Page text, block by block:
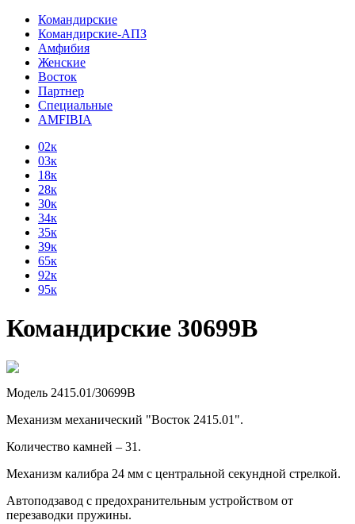
Командирские
Командирские-АПЗ
Амфибия
Женские
Восток
Партнер
Специальные
AMFIBIA
02к
03к
18к
28к
30к
34к
35к
39к
65к
92к
95к
Командирские 30699В
Модель 2415.01/30699В
Механизм механический "Восток 2415.01".
Количество камней – 31.
Механизм калибра 24 мм с центральной секундной стрелкой.
Автоподзавод с предохранительным устройством от
перезаводки пружины.